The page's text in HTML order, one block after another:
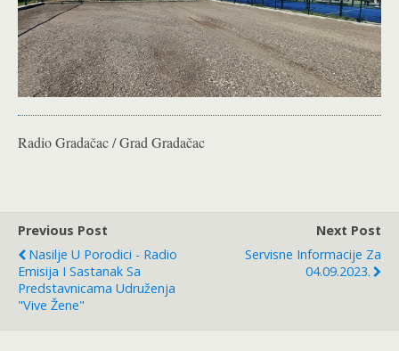
Radio Gradačac / Grad Gradačac
Previous Post
Nasilje U Porodici - Radio
Emisija I Sastanak Sa
Predstavnicama Udruženja
"Vive Žene"
Next Post
Servisne Informacije Za
04.09.2023.